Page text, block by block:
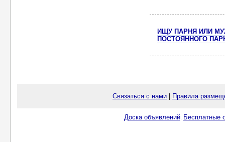
ИЩУ ПАРНЯ ИЛИ
ПОСТОЯННОГО
Связаться с нами Правила
Доска объявлений. Бесплатные